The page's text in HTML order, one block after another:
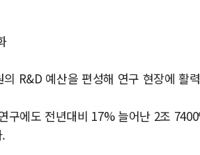
R&D 예산을 편성해 연구 현장에 활
구에도 전년대비 17% 늘어난 2조